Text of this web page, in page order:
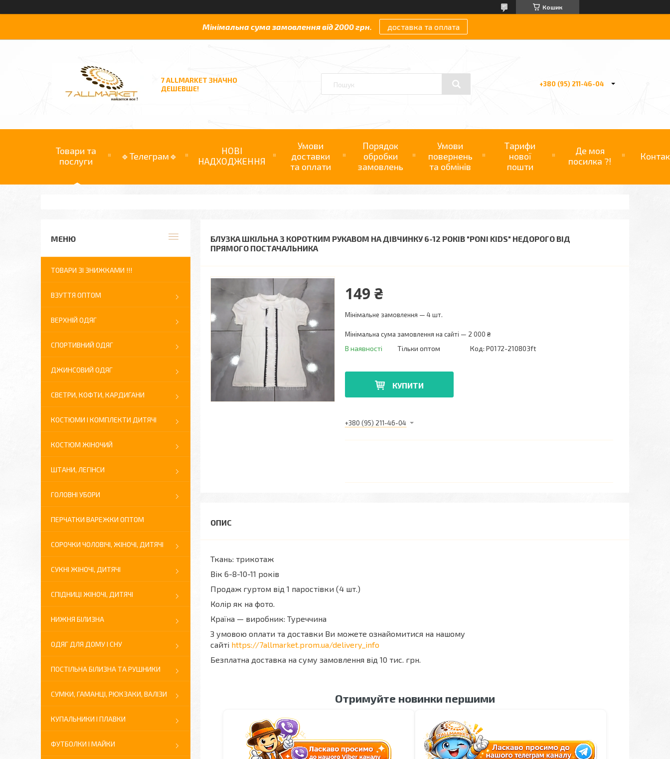
Кошик
Мінімальна сума замовлення від 2000 грн. доставка та оплата
7 ALLMARKET ЗНАЧНО
ДЕШЕВШЕ!
+380 (95) 211-46-04
Товари та
послуги
🔹Телеграм🔹
НОВІ
НАДХОДЖЕННЯ
Умови
доставки
та оплати
Порядок
обробки
замовлень
Умови
повернень
та обмінів
Тарифи
нової
пошти
Де моя
посилка ?!
БЛУЗКА ШКІЛЬНА З КОРОТКИМ РУКАВОМ НА ДІВЧИНКУ 6-12 РОКІВ "PONI KIDS" НЕДОРОГО ВІД
ПРЯМОГО ПОСТАЧАЛЬНИКА
149 ₴
Мінімальне замовлення — 4 шт.
Мінімальна сума замовлення на сайті — 2 000 ₴
В наявності Тільки оптом Код: P0172-210803ft
КУПИТИ
+380 (95) 211-46-04
Ткань: трикотаж
Вік 6-8-10-11 років
Продаж гуртом від 1 паростівки (4 шт.)
Колір як на фото.
Країна — виробник: Туреччина
З умовою оплати та доставки Ви можете ознайомитися на нашому
сайті https://7allmarket.prom.ua/delivery_info
Безплатна доставка на суму замовлення від 10 тис. грн.
Отримуйте новинки першими
ТОВАРИ ЗІ ЗНИЖКАМИ !!!
ВЗУТТЯ ОПТОМ
ВЕРХНІЙ ОДЯГ
СПОРТИВНИЙ ОДЯГ
ДЖИНСОВИЙ ОДЯГ
СВЕТРИ, КОФТИ, КАРДИГАНИ
КОСТЮМИ І КОМПЛЕКТИ ДИТЯЧІ
КОСТЮМ ЖІНОЧИЙ
ШТАНИ, ЛЕГІНСИ
ГОЛОВНІ УБОРИ
ПЕРЧАТКИ ВАРЕЖКИ ОПТОМ
СОРОЧКИ ЧОЛОВІЧІ, ЖІНОЧІ, ДИТЯЧІ
СУКНІ ЖІНОЧІ, ДИТЯЧІ
СПІДНИЦІ ЖІНОЧІ, ДИТЯЧІ
НИЖНЯ БІЛИЗНА
ОДЯГ ДЛЯ ДОМУ І СНУ
ПОСТІЛЬНА БІЛИЗНА ТА РУШНИКИ
СУМКИ, ГАМАНЦІ, РЮКЗАКИ, ВАЛІЗИ
КУПАЛЬНИКИ І ПЛАВКИ
ФУТБОЛКИ І МАЙКИ